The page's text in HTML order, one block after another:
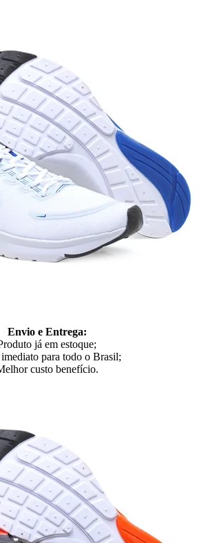
Envio e Entrega:
já em estoque;
para todo o Brasil;
custo benefício.